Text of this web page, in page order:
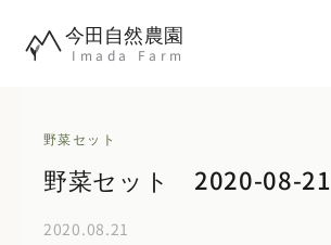
今田自然農園
Imada Farm
野菜セット
野菜セット 2020-08-21
2020.08.21